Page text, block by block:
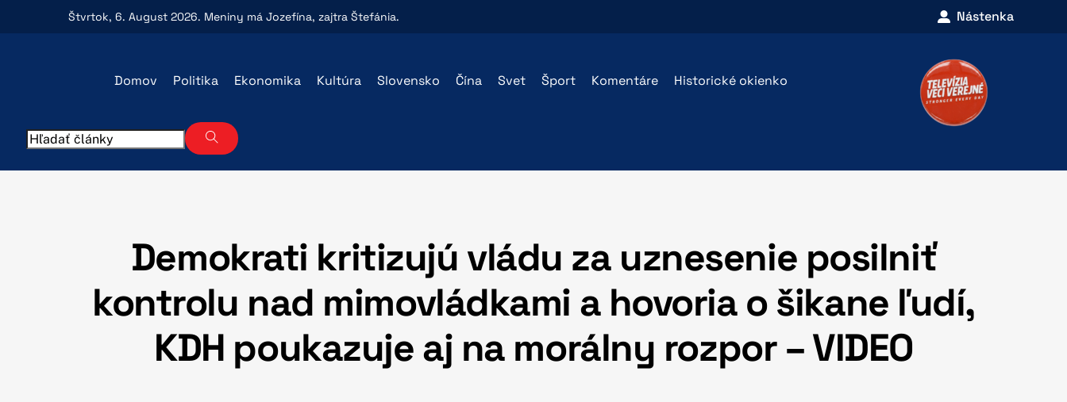
Štvrtok, 6. August 2026. Meniny má Jozefína, zajtra Štefánia. Nástenka
Domov Politika Ekonomika Kultúra Slovensko Čína Svet Šport Komentáre Historické okienko
Demokrati kritizujú vládu za uznesenie posilniť
kontrolu nad mimovládkami a hovoria o šikane ľudí,
KDH poukazuje aj na morálny rozpor – VIDEO